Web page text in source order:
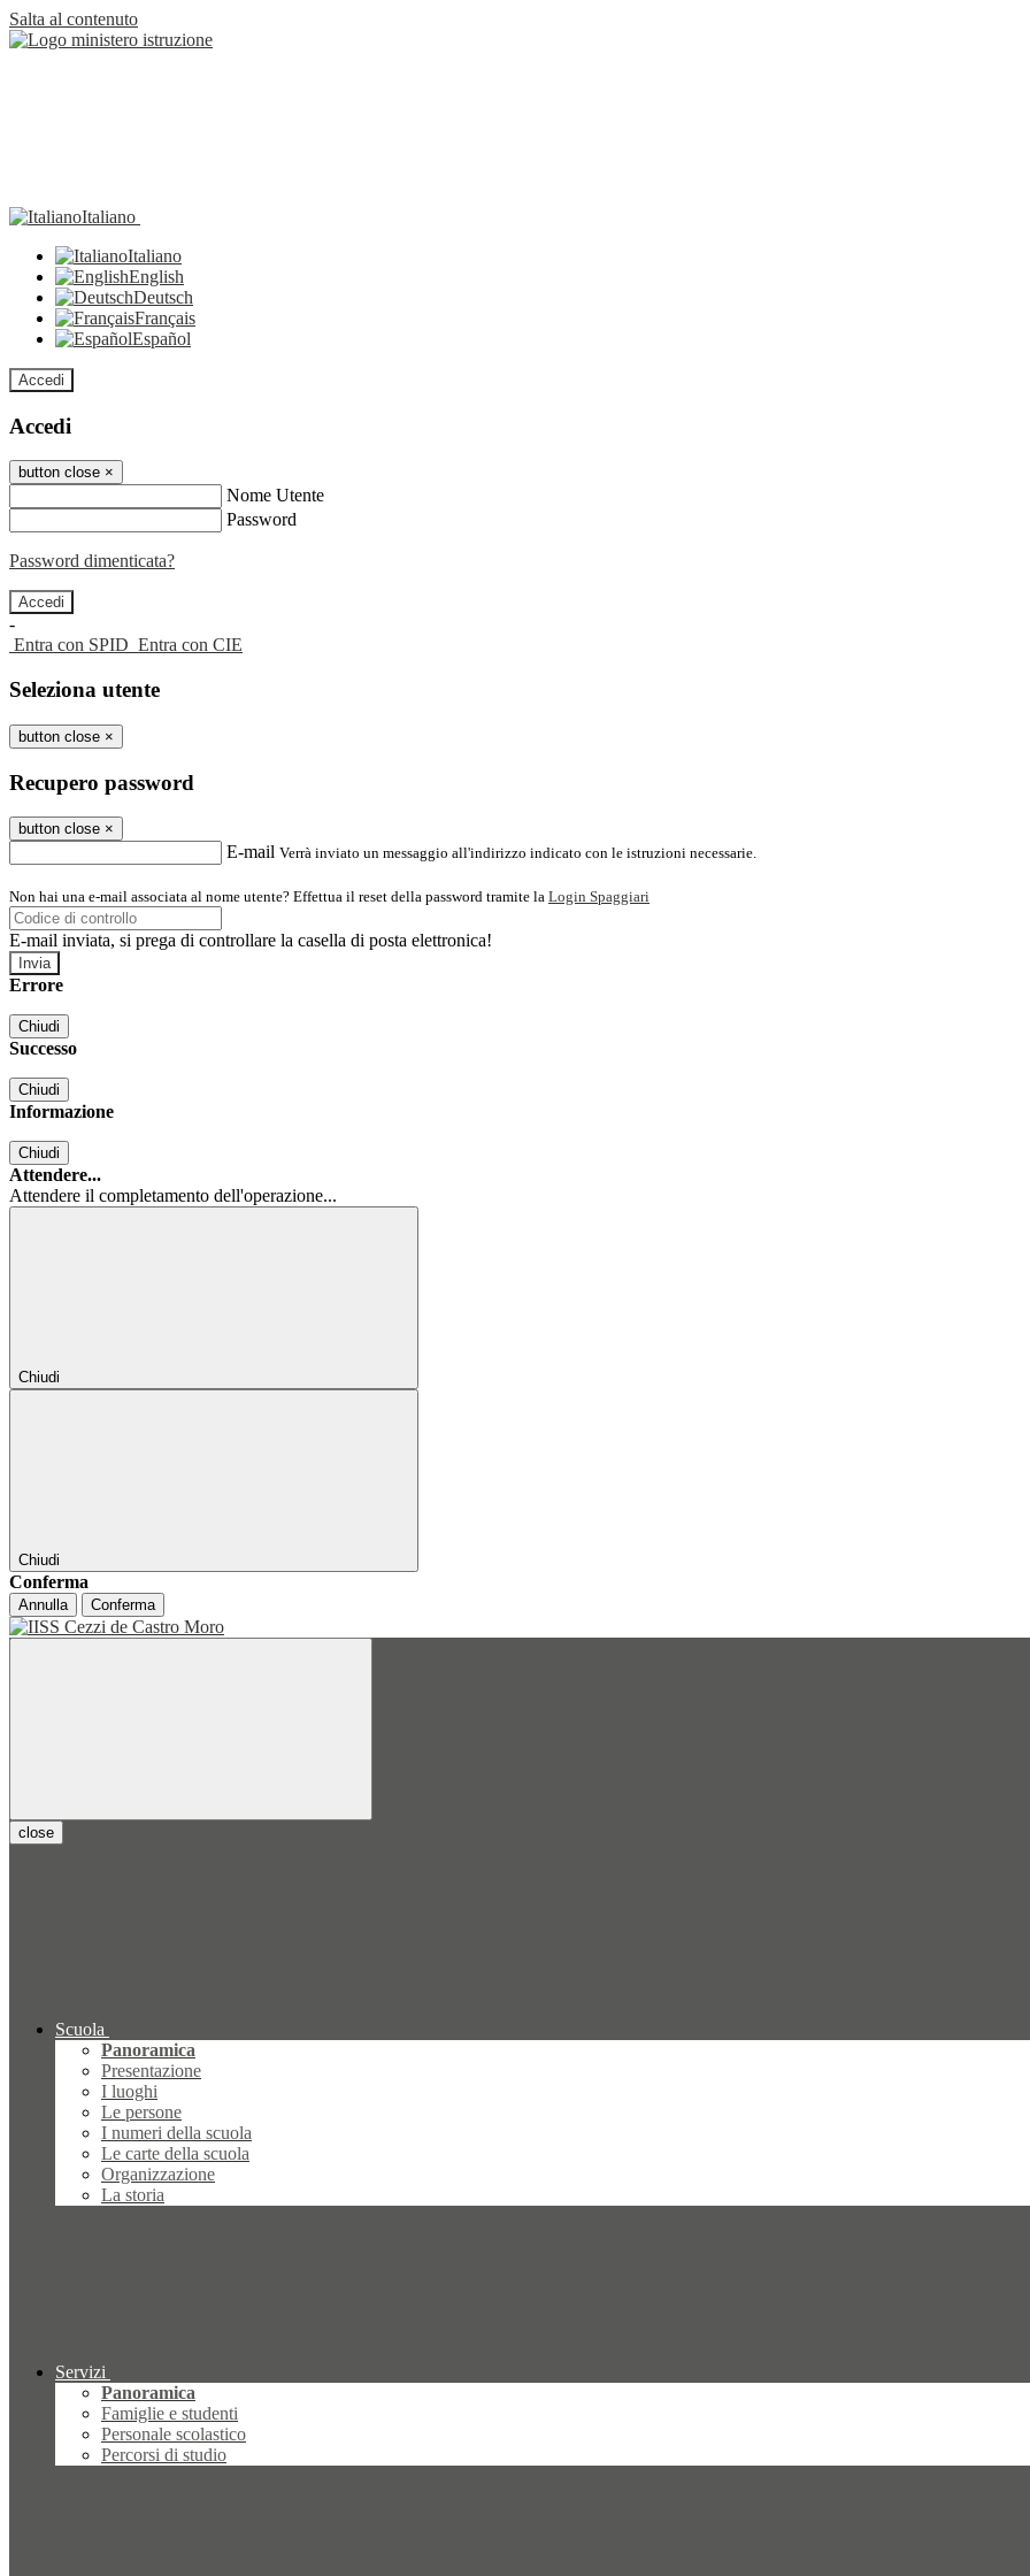
Salta al contenuto
Italiano
Italiano
English
Deutsch
Français
Español
Accedi
Accedi
button close ×
Nome Utente
Password
Password dimenticata?
-
Entra con SPID Entra con CIE
Seleziona utente
button close ×
Recupero password
button close ×
E-mail Verrà inviato un messaggio all'indirizzo indicato con le istruzioni necessarie.
Non hai una e-mail associata al nome utente? Effettua il reset della password tramite la Login Spaggiari
E-mail inviata, si prega di controllare la casella di posta elettronica!
Errore
Chiudi
Successo
Chiudi
Informazione
Chiudi
Attendere...
Attendere il completamento dell'operazione...
Chiudi
Chiudi
Conferma
Annulla Conferma
close
Scuola
Panoramica
Presentazione
I luoghi
Le persone
I numeri della scuola
Le carte della scuola
Organizzazione
La storia
Servizi
Panoramica
Famiglie e studenti
Personale scolastico
Percorsi di studio